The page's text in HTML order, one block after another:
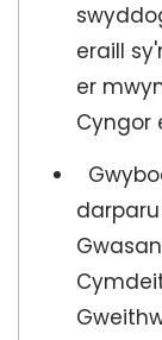
eraill
er
Cyngor